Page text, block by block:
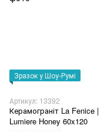
Зразок у Шоу-Румі
Артикул: 13392
Керамограніт La Fenice |
Lumiere Honey 60x120